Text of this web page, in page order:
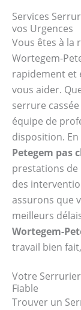
Services
vos Urgences
Vous êtes à la
Wortegem-
rapidement et
vous aider.
serrure
équipe de
disposition.
Petegem pas
prestations de
des
assurons que
meilleurs
Wortegem-
travail bien
Votre
Fiable
Trouver un